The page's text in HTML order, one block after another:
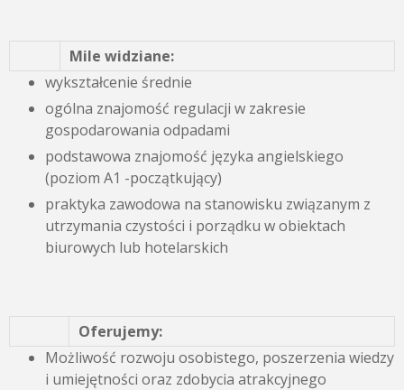
Mile widziane:
wykształcenie średnie
ogólna znajomość regulacji w zakresie
gospodarowania odpadami
podstawowa znajomość języka angielskiego
(poziom A1 -początkujący)
praktyka zawodowa na stanowisku związanym z
utrzymania czystości i porządku w obiektach
biurowych lub hotelarskich
Oferujemy:
Możliwość rozwoju osobistego, poszerzenia wiedzy
i umiejętności oraz zdobycia atrakcyjnego